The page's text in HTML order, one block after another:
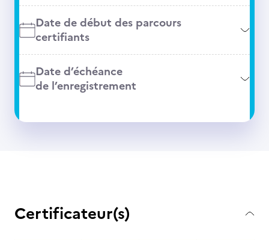
Date de début des parcours
certifiants
Date d’échéance
de l’enregistrement
Certificateur(s)